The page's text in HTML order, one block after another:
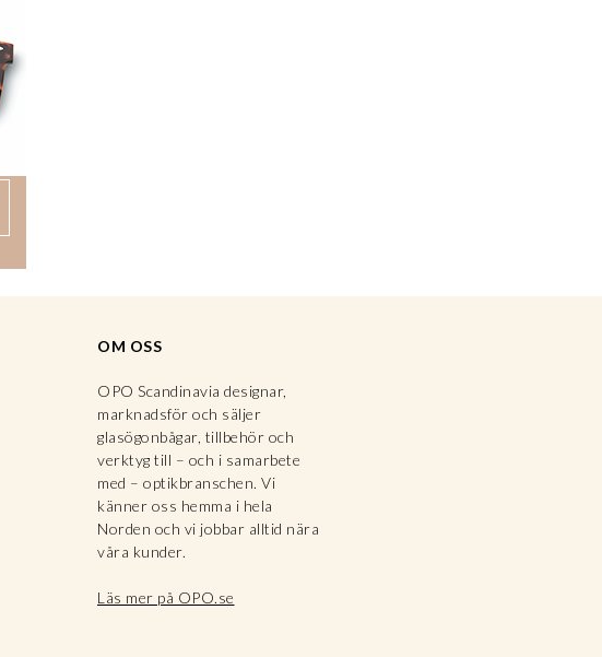
OM OSS
OPO Scandinavia designar,
marknadsför och säljer
glasögonbågar, tillbehör och
verktyg till – och i samarbete
med – optikbranschen. Vi
känner oss hemma i hela
Norden och vi jobbar alltid nära
våra kunder.
Läs mer på OPO.se